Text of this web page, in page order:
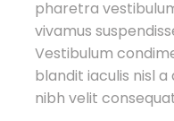
pharetra
vivamus
Vestibulum
blandit iaculis nisl
nibh velit